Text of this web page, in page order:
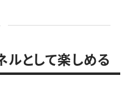
ルとして楽しめる